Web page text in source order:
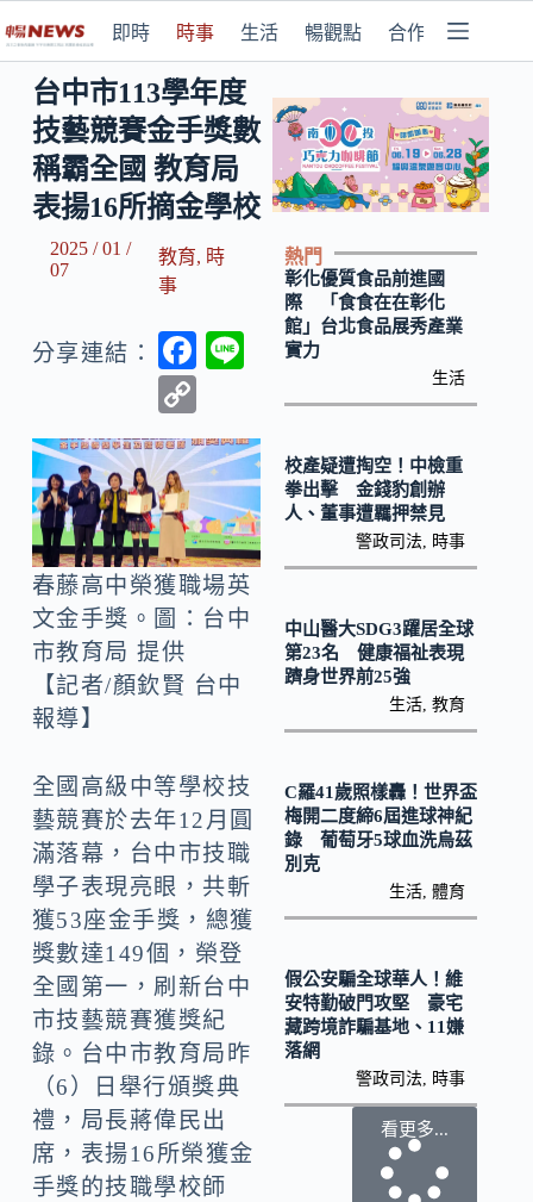
即時 時事 生活 暢觀點 合作媒體
台中市113學年度
技藝競賽金手獎數
稱霸全國 教育局
表揚16所摘金學校
2025 / 01 /
07
教育, 時
事
分享連結：
F
b
o
o
k
o
p
y
Li
n
k
春藤高中榮獲職場英
文金手獎。圖：台中
市教育局 提供
【記者/顏欽賢 台中
報導】
全國高級中等學校技
藝競賽於去年12月圓
滿落幕，台中市技職
學子表現亮眼，共斬
獲53座金手獎，總獲
獎數達149個，榮登
全國第一，刷新台中
市技藝競賽獲獎紀
錄。台中市教育局昨
（6）日舉行頒獎典
禮，局長蔣偉民出
席，表揚16所榮獲金
手獎的技職學校師
熱門
彰化優質食品前進國
際 「食食在在彰化
館」台北食品展秀產業
實力
生活
校產疑遭掏空！中檢重
拳出擊 金錢豹創辦
人、董事遭羈押禁見
警政司法 時事
中山醫大SDG3躍居全球
第23名 健康福祉表現
躋身世界前25強
生活 ,教育
C羅41歲照樣轟！世界盃
梅開二度締6屆進球神紀
錄 葡萄牙5球血洗烏茲
別克
生活 ,體育
假公安騙全球華人！維
安特勤破門攻堅 豪宅
藏跨境詐騙基地、11嫌
落網
警政司法 時事
看更多...